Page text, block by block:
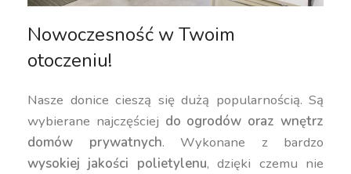
Nowoczesność w Twoim
otoczeniu!
Nasze donice cieszą się dużą popularnością. Są
wybierane najczęściej do ogrodów oraz wnętrz
domów prywatnych. Wykonane z bardzo
wysokiej jakości polietylenu, dzięki czemu nie